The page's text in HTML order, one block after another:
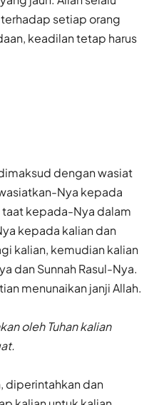
setiap orang
keadilan tetap harus
dengan wasiat
Nya kepada
taat kepada-Nya dalam
kepada kalian dan
kalian, kemudian kalian
dan Sunnah Rasul-Nya.
menunaikan janji Allah.
oleh Tuhan kalian
diperintahkan dan